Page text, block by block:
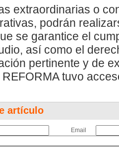
extraordinarias o
podrán
se garantice el
así como el
pertinente y de
tuvo
artículo
Email